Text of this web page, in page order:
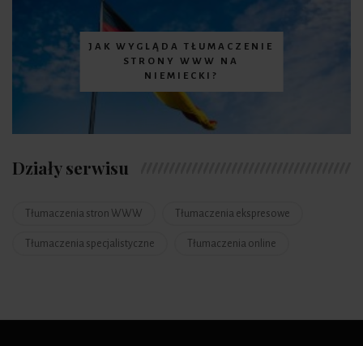
JAK WYGLĄDA TŁUMACZENIE
STRONY WWW NA
NIEMIECKI?
Działy serwisu
Tłumaczenia stron WWW Tłumaczenia ekspresowe
Tłumaczenia specjalistyczne Tłumaczenia online